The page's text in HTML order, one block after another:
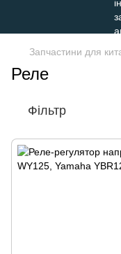
Запчастини для
Реле
Фільтр